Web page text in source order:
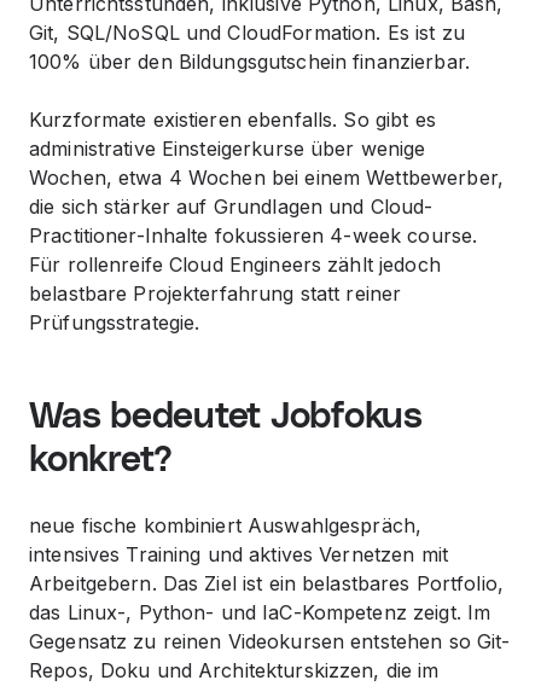
Git, SQL/NoSQL und CloudFormation. Es ist zu
100% über den Bildungsgutschein finanzierbar.
Kurzformate existieren ebenfalls. So gibt es
administrative Einsteigerkurse über wenige
Wochen, etwa 4 Wochen bei einem Wettbewerber,
die sich stärker auf Grundlagen und Cloud-
Practitioner-Inhalte fokussieren 4-week course.
Für rollenreife Cloud Engineers zählt jedoch
belastbare Projekterfahrung statt reiner
Prüfungsstrategie.
Was bedeutet Jobfokus
konkret?
neue fische kombiniert Auswahlgespräch,
intensives Training und aktives Vernetzen mit
Arbeitgebern. Das Ziel ist ein belastbares Portfolio,
das Linux-, Python- und IaC-Kompetenz zeigt. Im
Gegensatz zu reinen Videokursen entstehen so Git-
Repos, Doku und Architekturskizzen, die im